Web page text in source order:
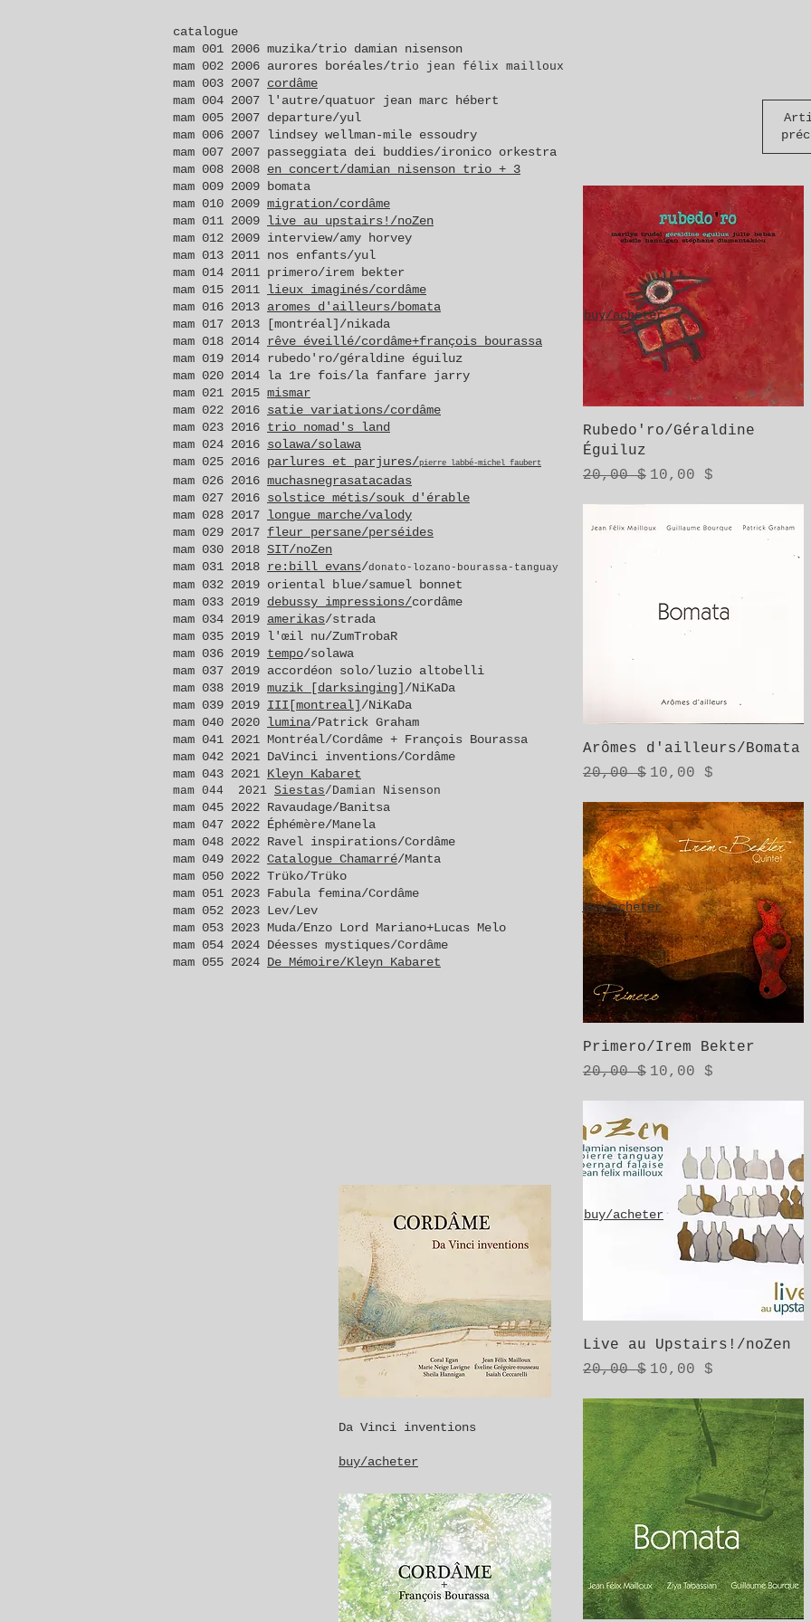
Aperçu rapide
Rubedo'ro/Géraldine
Éguiluz
Prix original
20,00 $ Prix promotionnel
10,00 $
Aperçu rapide
Arômes d'ailleurs/Bomata
Prix original
20,00 $ Prix promotionnel
10,00 $
Aperçu rapide
Primero/Irem Bekter
Prix original
20,00 $ Prix promotionnel
10,00 $
Aperçu rapide
Live au Upstairs!/noZen
Prix original
20,00 $ Prix promotionnel
10,00 $
catalogue
mam 001 2006 muzika/trio damian nisenson
mam 002 2006 aurores boréales/trio jean félix mailloux
mam 003 2007 cordâme
mam 004 2007 l'autre/quatuor jean marc hébert
mam 005 2007 departure/yul
mam 006 2007 lindsey wellman-mile essoudry
mam 007 2007 passeggiata dei buddies/ironico orkestra
mam 008 2008 en concert/damian nisenson trio + 3
mam 009 2009 bomata
mam 010 2009 migration/cordâme
mam 011 2009 live au upstairs!/noZen
mam 012 2009 interview/amy horvey
mam 013 2011 nos enfants/yul
mam 014 2011 primero/irem bekter
mam 015 2011 lieux imaginés/cordâme
mam 016 2013 aromes d'ailleurs/bomata
mam 017 2013 [montréal]/nikada
mam 018 2014 rêve éveillé/cordâme+françois bourassa
mam 019 2014 rubedo'ro/géraldine éguiluz
mam 020 2014 la 1re fois/la fanfare jarry
mam 021 2015 mismar
mam 022 2016 satie variations/cordâme
mam 023 2016 trio nomad's land
mam 024 2016 solawa/solawa
mam 025 2016 parlures et parjures/pierre labbé-michel faubert
mam 026 2016 muchasnegrasatacadas
mam 027 2016 solstice métis/souk d'érable
mam 028 2017 longue marche/valody
mam 029 2017 fleur persane/perséides
mam 030 2018 SIT/noZen
mam 031 2018 re:bill evans/donato-lozano-bourassa-tanguay
mam 032 2019 oriental blue/samuel bonnet
mam 033 2019 debussy impressions/cordâme
mam 034 2019 amerikas/strada
mam 035 2019 l'œil nu/ZumTrobaR
mam 036 2019 tempo/solawa
mam 037 2019 accordéon solo/luzio altobelli
mam 038 2019 muzik [darksinging] /NiKaDa
mam 039 2019 III[montreal] /NiKaDa
mam 040 2020 lumina/Patrick Graham
mam 041 2021 Montréal/Cordâme + François Bourassa
mam 042 2021 DaVinci inventions/Cordâme
mam 043 2021 Kleyn Kabaret
mam 044 2021 Siestas/Damian Nisenson
mam 045 2022 Ravaudage/Banitsa
mam 047 2022 Éphémère/Manela
mam 048 2022 Ravel inspirations/Cordâme
mam 049 2022 Catalogue Chamarré/Manta
mam 050 2022 Trüko/Trüko
mam 051 2023 Fabula femina/Cordâme
mam 052 2023 Lev/Lev
mam 053 2023 Muda/Enzo Lord Mariano+Lucas Melo
mam 054 2024 Déesses mystiques/Cordâme
mam 055 2024 De Mémoire/Kleyn Kabaret
buy/acheter
buy/acheter
buy/acheter
Da Vinci inventions
buy/acheter